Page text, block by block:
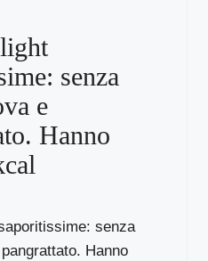
senza
e
Hanno
senza
Hanno